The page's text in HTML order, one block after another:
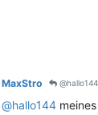
MaxStro @hallo144
@hallo144